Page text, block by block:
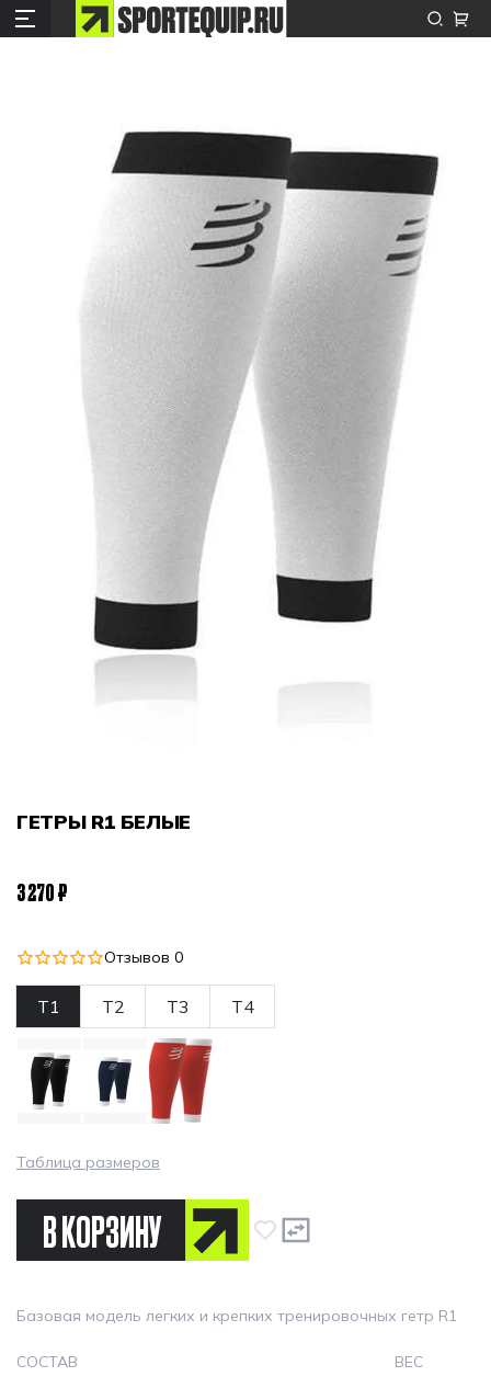
Отзывов 0
ГЕТРЫ R1 БЕЛЫЕ
3 270 ₽
Таблица размеров
В КОРЗИНУ
T1 T2 T3 T4
Базовая модель легких и крепких тренировочных гетр R1
СОСТАВ ВЕС